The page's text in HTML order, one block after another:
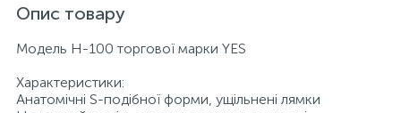
Опис товару
Модель H-100 торгової марки YES
Характеристики:
Анатомічні S-подібної форми, ущільнені лямки